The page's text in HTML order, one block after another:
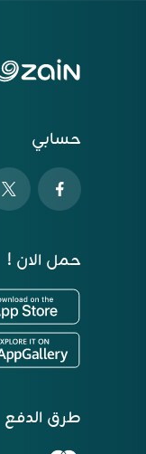
حسابي
حمل الان !
طرق الدفع